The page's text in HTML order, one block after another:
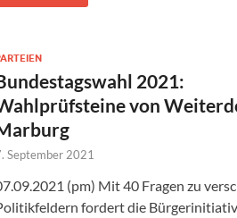
2021:
von
September 2021
(pm) Mit 40 Fragen zu
fordert die